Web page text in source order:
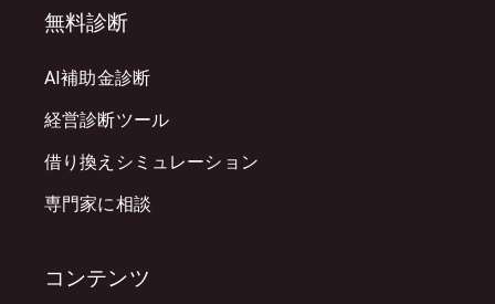
無料診断
AI補助金診断
経営診断ツール
借り換えシミュレーション
専門家に相談
コンテンツ